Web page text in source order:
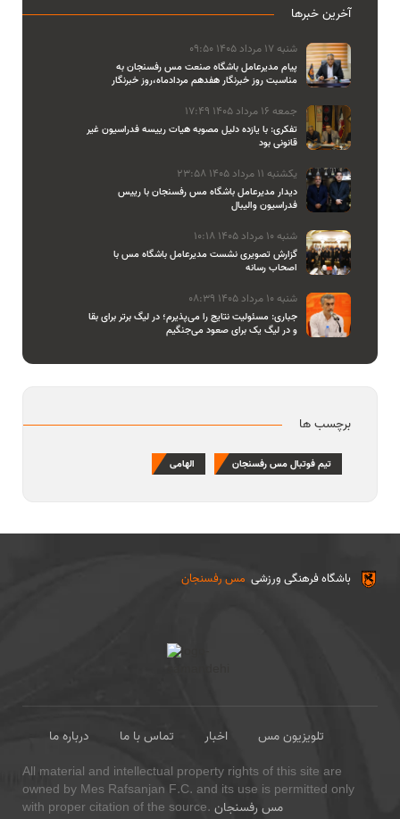
آخرین خبرها
شنبه 17 مرداد 1405 09:50
پیام مدیرعامل باشگاه صنعت مس رفسنجان به
مناسبت روز خبرنگار هفدهم مردادماه،روز خبرنگار
جمعه 16 مرداد 1405 17:49
تفکری: با یازده دلیل مصوبه هیات رییسه فدراسیون غیر
قانونی بود
یکشنبه 11 مرداد 1405 23:58
دیدار مدیرعامل باشگاه مس رفسنجان با رییس
فدراسیون والیبال
شنبه 10 مرداد 1405 10:18
گزارش تصویری نشست مدیرعامل باشگاه مس با
اصحاب رسانه
شنبه 10 مرداد 1405 08:39
جباری: مسئولیت نتایج را می‌پذیرم؛ در لیگ برتر برای بقا
و در لیگ یک برای صعود می‌جنگیم
برچسب ها
تیم فوتبال مس رفسنجان الهامی
مس رفسنجان باشگاه فرهنگی ورزشی
درباره ما تماس با ما اخبار
تلویزیون مس
All material and intellectual property rights of this site are
owned by Mes Rafsanjan F.C. and its use is permitted only
with proper citation of the source. مس رفسنجان